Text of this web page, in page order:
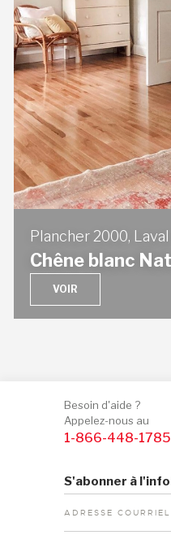
Plancher 2000, Laval
Chêne blanc
VOIR
S'abonner à
ADRESSE COURRIEL
Besoin d'aide ?
Appelez-nous au
1-866-448-1785